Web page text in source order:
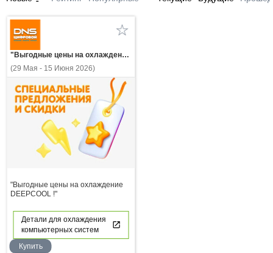
"Выгодные цены на охлаждение DEEPCOOL !"
(29 Мая - 15 Июня 2026)
"Выгодные цены на охлаждение
DEEPCOOL !"
Детали для охлаждения
компьютерных систем
Купить